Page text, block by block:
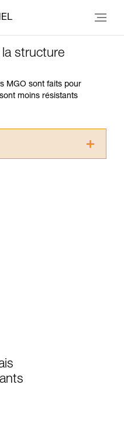
structure
MGO sont faits pour
moins résistants
technique pour
complément
nécessite une
spécifique. Validez
capacité à refaire
toute sécurité, avant
de techniques
en exister d’autres